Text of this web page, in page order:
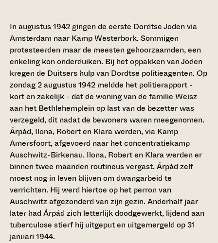
In augustus 1942 gingen de eerste Dordtse Joden via
Amsterdam naar Kamp Westerbork. Sommigen
protesteerden maar de meesten gehoorzaamden, een
enkeling kon onderduiken. Bij het oppakken van Joden
kregen de Duitsers hulp van Dordtse politieagenten. Op
zondag 2 augustus 1942 meldde het politierapport -
kort en zakelijk - dat de woning van de familie Weisz
aan het Bethlehemplein op last van de bezetter was
verzegeld, dit nadat de bewoners waren meegenomen.
Árpád, Ilona, Robert en Klara werden, via Kamp
Amersfoort, afgevoerd naar het concentratiekamp
Auschwitz-Birkenau. Ilona, Robert en Klara werden er
binnen twee maanden routineus vergast. Árpád zelf
moest nog in leven blijven om dwangarbeid te
verrichten. Hij werd hiertoe op het perron van
Auschwitz afgezonderd van zijn gezin. Anderhalf jaar
later had Árpád zich letterlijk doodgewerkt, lijdend aan
tuberculose stierf hij uitgeput en uitgemergeld op 31
januari 1944.